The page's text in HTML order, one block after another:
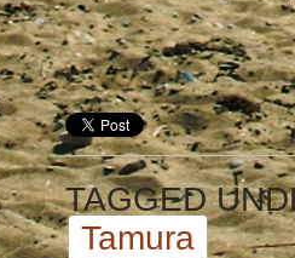
TAGGED
Tamura